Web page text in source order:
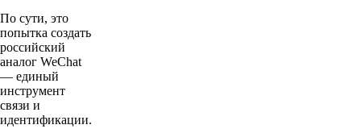
По сути, это
попытка создать
российский
аналог WeChat
— единый
инструмент
связи и
идентификации.